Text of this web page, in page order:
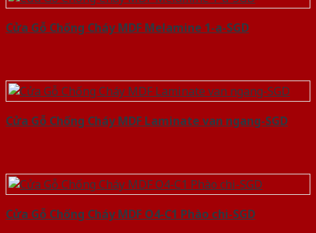
Cửa Gỗ Chống Cháy MDF Melamine 1-a-SGD
Cửa Gỗ Chống Cháy MDF Laminate van ngang-SGD
Cửa Gỗ Chống Cháy MDF O4-C1 Phào chi-SGD